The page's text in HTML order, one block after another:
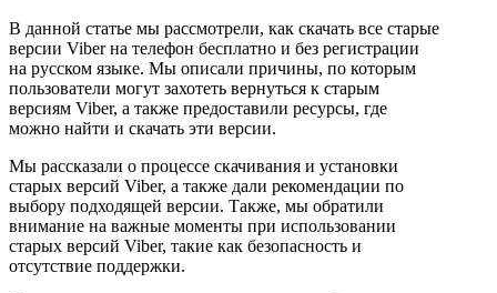
В данной статье мы рассмотрели, как скачать все старые
версии Viber на телефон бесплатно и без регистрации
на русском языке. Мы описали причины, по которым
пользователи могут захотеть вернуться к старым
версиям Viber, а также предоставили ресурсы, где
можно найти и скачать эти версии.
Мы рассказали о процессе скачивания и установки
старых версий Viber, а также дали рекомендации по
выбору подходящей версии. Также, мы обратили
внимание на важные моменты при использовании
старых версий Viber, такие как безопасность и
отсутствие поддержки.